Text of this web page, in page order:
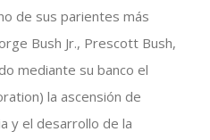
de sus parientes más
Bush Jr., Prescott Bush,
mediante su banco el
la ascensión de
y el desarrollo de la